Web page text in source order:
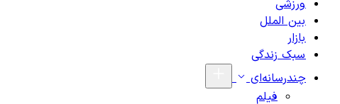
ورزشی
بین الملل
بازار
سبک زندگی
چندرسانه‌ای
فیلم